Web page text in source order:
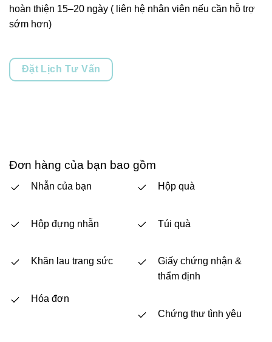
hoàn thiện 15–20 ngày ( liên hệ nhân viên nếu cần hỗ trợ
sớm hơn)
Đặt Lịch Tư Vấn
Đơn hàng của bạn bao gồm
Nhẫn của bạn
Hộp đựng nhẫn
Khăn lau trang sức
Hóa đơn
Hộp quà
Túi quà
Giấy chứng nhận &
thẩm định
Chứng thư tình yêu